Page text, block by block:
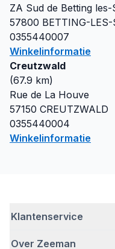
ZA Sud de Betting les-
57800 BETTING-LES-
0355440007
Winkelinformatie
Creutzwald
(67.9 km)
Rue de La Houve
57150 CREUTZWALD
0355440004
Winkelinformatie
Klantenservice
Veelgestelde vragen
Over Zeeman